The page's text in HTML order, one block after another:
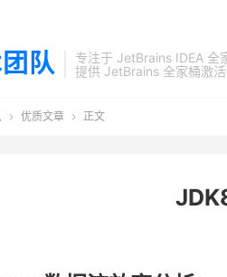
队
专注于 JetBrains IDEA 全
提供 JetBrains 全家桶激
 优质文章  正文